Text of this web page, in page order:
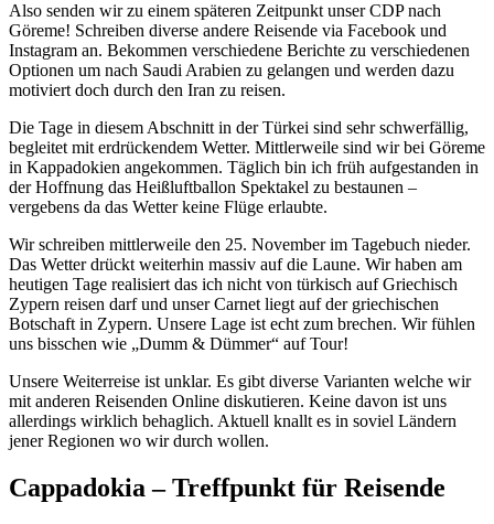
Also senden wir zu einem späteren Zeitpunkt unser CDP nach
Göreme! Schreiben diverse andere Reisende via Facebook und
Instagram an. Bekommen verschiedene Berichte zu verschiedenen
Optionen um nach Saudi Arabien zu gelangen und werden dazu
motiviert doch durch den Iran zu reisen.
Die Tage in diesem Abschnitt in der Türkei sind sehr schwerfällig,
begleitet mit erdrückendem Wetter. Mittlerweile sind wir bei Göreme
in Kappadokien angekommen. Täglich bin ich früh aufgestanden in
der Hoffnung das Heißluftballon Spektakel zu bestaunen –
vergebens da das Wetter keine Flüge erlaubte.
Wir schreiben mittlerweile den 25. November im Tagebuch nieder.
Das Wetter drückt weiterhin massiv auf die Laune. Wir haben am
heutigen Tage realisiert das ich nicht von türkisch auf Griechisch
Zypern reisen darf und unser Carnet liegt auf der griechischen
Botschaft in Zypern. Unsere Lage ist echt zum brechen. Wir fühlen
uns bisschen wie „Dumm & Dümmer“ auf Tour!
Unsere Weiterreise ist unklar. Es gibt diverse Varianten welche wir
mit anderen Reisenden Online diskutieren. Keine davon ist uns
allerdings wirklich behaglich. Aktuell knallt es in soviel Ländern
jener Regionen wo wir durch wollen.
Cappadokia – Treffpunkt für Reisende